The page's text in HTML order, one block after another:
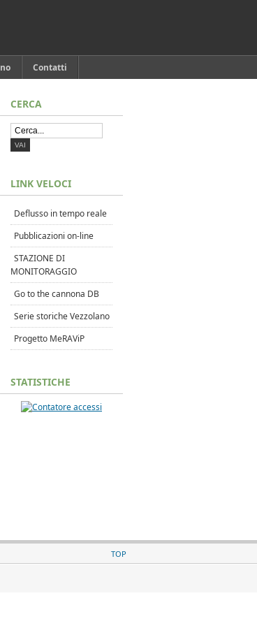
Contatti
CERCA
LINK VELOCI
Deflusso in tempo reale
Pubblicazioni on-line
STAZIONE DI
MONITORAGGIO
Go to the cannona DB
Serie storiche Vezzolano
Progetto MeRAViP
STATISTICHE
TOP